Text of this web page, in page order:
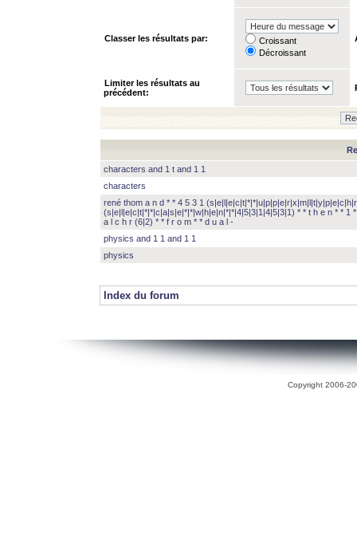
Classer les résultats par:
Croissant
Décroissant
Limiter les résultats au
précédent:
characters and 1 t and 1 1
characters
rené thom a n d * * 4 5 3 1
(s|e|l|e|c|t|*|*|c|a|s|e|*|*|w|h|e|n|*|*|4|5|3|1|4|5|3|1) * * t h e n * * 1
a l c h r (6|2) * * f r o m * * d u a l -
physics and 1 1 and 1 1
physics
Index du forum
Copyright 2006-